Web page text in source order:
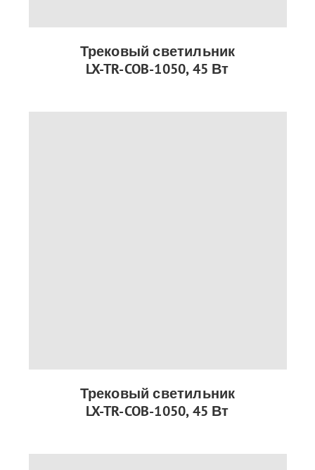
Трековый светильник
LX-TR-COB-1050, 45 Вт
Трековый светильник
LX-TR-COB-1050, 45 Вт